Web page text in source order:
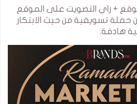
+ راي التصويت على الموقع
حملة تسويقية من حيث الابتكار
هادفة.